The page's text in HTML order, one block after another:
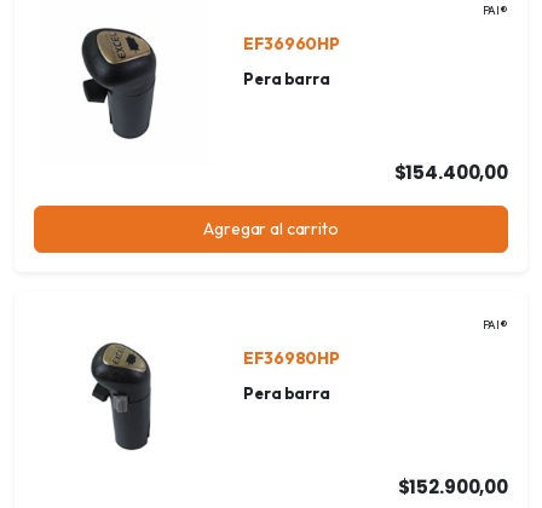
PAI®
EF36960HP
Pera barra
$154.400,00
Agregar al carrito
PAI®
EF36980HP
Pera barra
$152.900,00